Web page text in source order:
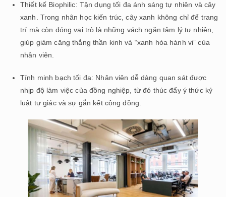
Thiết kế Biophilic: Tận dụng tối đa ánh sáng tự nhiên và cây
xanh. Trong nhân học kiến trúc, cây xanh không chỉ để trang
trí mà còn đóng vai trò là những vách ngăn tâm lý tự nhiên,
giúp giảm căng thẳng thần kinh và “xanh hóa hành vi” của
nhân viên.
Tính minh bạch tối đa: Nhân viên dễ dàng quan sát được
nhịp độ làm việc của đồng nghiệp, từ đó thúc đẩy ý thức kỷ
luật tự giác và sự gắn kết cộng đồng.